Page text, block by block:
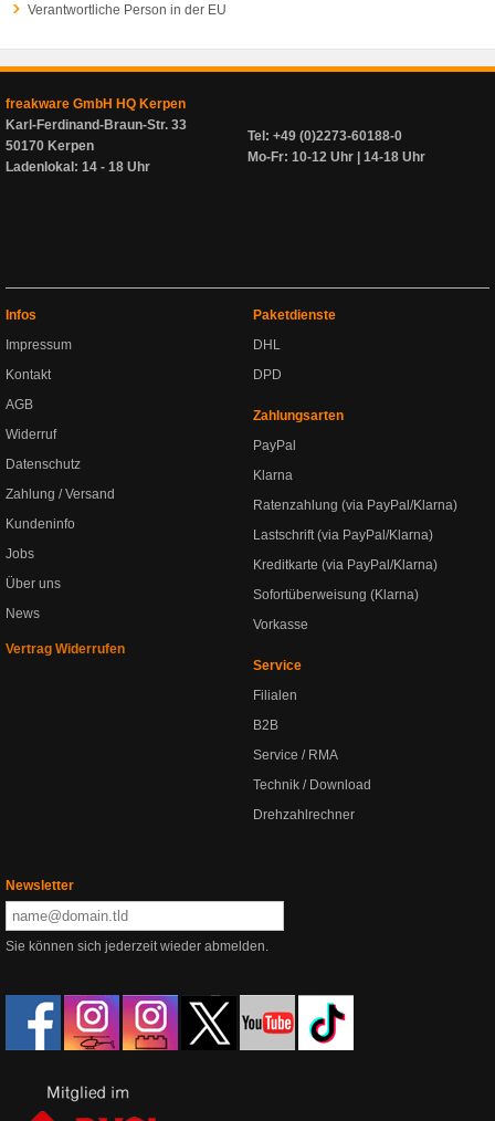
Verantwortliche Person in der EU
freakware GmbH HQ Kerpen
Karl-Ferdinand-Braun-Str. 33
50170 Kerpen
Ladenlokal: 14 - 18 Uhr
Tel: +49 (0)2273-60188-0
Mo-Fr: 10-12 Uhr | 14-18 Uhr
Infos
Impressum
Kontakt
AGB
Widerruf
Datenschutz
Zahlung / Versand
Kundeninfo
Jobs
Über uns
News
Vertrag Widerrufen
Paketdienste
DHL
DPD
Zahlungsarten
PayPal
Klarna
Ratenzahlung (via PayPal/Klarna)
Lastschrift (via PayPal/Klarna)
Kreditkarte (via PayPal/Klarna)
Sofortüberweisung (Klarna)
Vorkasse
Service
Filialen
B2B
Service / RMA
Technik / Download
Drehzahlrechner
Newsletter
Sie können sich jederzeit wieder abmelden.